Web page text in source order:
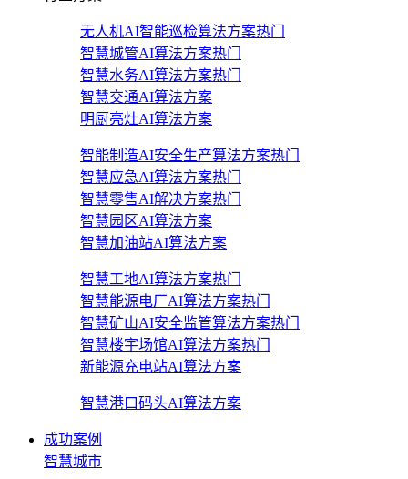
无人机AI智能巡检算法方案热门
智慧城管AI算法方案热门
智慧水务AI算法方案热门
智慧交通AI算法方案
明厨亮灶AI算法方案
智能制造AI安全生产算法方案热门
智慧应急AI算法方案热门
智慧零售AI解决方案热门
智慧园区AI算法方案
智慧加油站AI算法方案
智慧工地AI算法方案热门
智慧能源电厂AI算法方案热门
智慧矿山AI安全监管算法方案热门
智慧楼宇场馆AI算法方案热门
新能源充电站AI算法方案
智慧港口码头AI算法方案
成功案例
智慧城市